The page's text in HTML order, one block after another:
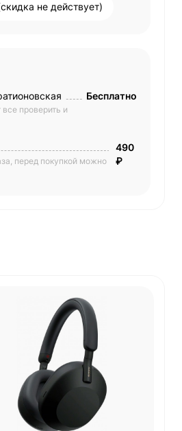
не действует)
проверить и
Бесплатно
перед покупкой можно
490
₽